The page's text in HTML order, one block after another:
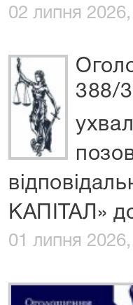
02 липня
388/
КАПІТАЛ»
01 липня